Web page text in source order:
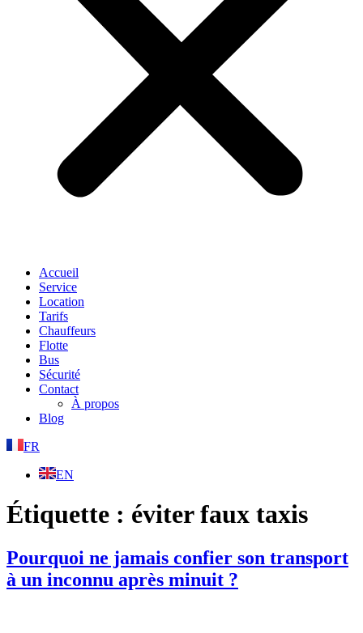
Accueil
Service
Location
Tarifs
Chauffeurs
Flotte
Bus
Sécurité
Contact
À propos
Blog
FR
EN
Étiquette : éviter faux taxis
Pourquoi ne jamais confier son transport
à un inconnu après minuit ?